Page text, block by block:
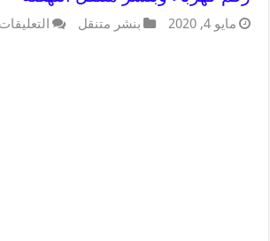
مايو 4, 2020 بنشر متنقل التعليقات